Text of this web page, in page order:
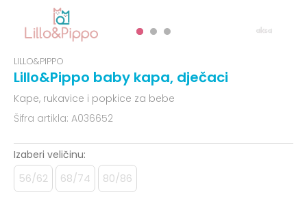
LILLO&PIPPO
Lillo&Pippo baby kapa, dječaci
Kape, rukavice i popkice za bebe
Šifra artikla: A036652
Izaberi veličinu:
56/62 68/74 80/86